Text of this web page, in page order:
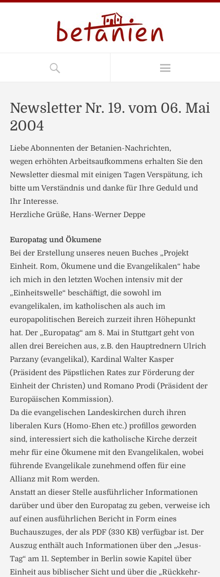
Newsletter Nr. 19. vom 06. Mai
2004
Liebe Abonnenten der Betanien-Nachrichten,
wegen erhöhten Arbeitsaufkommens erhalten Sie den
Newsletter diesmal mit einigen Tagen Verspätung, ich
bitte um Verständnis und danke für Ihre Geduld und
Ihr Interesse.
Herzliche Grüße, Hans-Werner Deppe
Europatag und Ökumene
Bei der Erstellung unseres neuen Buches „Projekt
Einheit. Rom, Ökumene und die Evangelikalen“ habe
ich mich in den letzten Wochen intensiv mit der
„Einheitswelle“ beschäftigt, die sowohl im
evangelikalen, im katholischen als auch im
europapolitischen Bereich zurzeit ihren Höhepunkt
hat. Der „Europatag“ am 8. Mai in Stuttgart geht von
allen drei Bereichen aus, z.B. den Hauptrednern Ulrich
Parzany (evangelikal), Kardinal Walter Kasper
(Präsident des Päpstlichen Rates zur Förderung der
Einheit der Christen) und Romano Prodi (Präsident der
Europäischen Kommission).
Da die evangelischen Landeskirchen durch ihren
liberalen Kurs (Homo-Ehen etc.) profillos geworden
sind, interessiert sich die katholische Kirche derzeit
mehr für eine Ökumene mit den Evangelikalen, wobei
führende Evangelikale zunehmend offen für eine
Allianz mit Rom werden.
Anstatt an dieser Stelle ausführlicher Informationen
darüber und über den Europatag zu geben, verweise ich
auf einen ausführlichen Bericht in Form eines
Buchauszuges, der als PDF (330 KB) verfügbar ist. Der
Auszug enthält auch Informationen über den „Jesus-
Tag“ am 11. September in Berlin sowie Kapitel über
Einheit aus biblischer Sicht und über die „Rückkehr-